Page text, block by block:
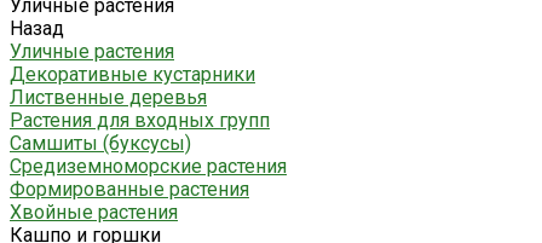
Уличные растения
Назад
Уличные растения
Декоративные кустарники
Лиственные деревья
Растения для входных групп
Самшиты (буксусы)
Средиземноморские растения
Формированные растения
Хвойные растения
Кашпо и горшки